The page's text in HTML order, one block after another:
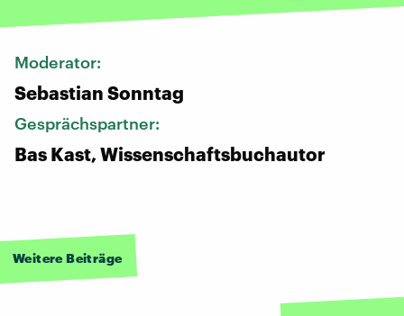
Moderator:
Sebastian Sonntag
Gesprächspartner:
Bas Kast, Wissenschaftsbuchautor
Weitere Beiträge